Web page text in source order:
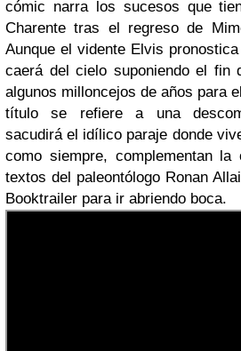
cómic narra los sucesos que
Charente tras el regreso de
Aunque el vidente Elvis
caerá del cielo suponiendo el fin
algunos milloncejos de años para
título se refiere a una
sacudirá el idílico paraje donde
como siempre, complementan la
textos del paleontólogo Ronan
Booktrailer para ir abriendo boca.